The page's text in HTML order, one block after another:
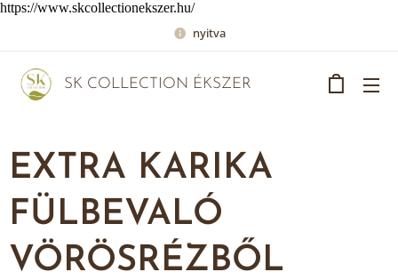
https://www.skcollectionekszer.hu/
nyitva
SK COLLECTION ÉKSZER
EXTRA KARIKA
FÜLBEVALÓ
VÖRÖSRÉZBŐL